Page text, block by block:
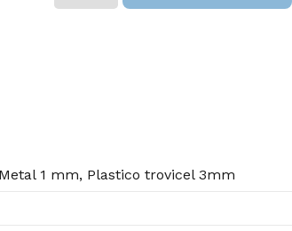
Basura
1 mm, Plastico trovicel 3mm